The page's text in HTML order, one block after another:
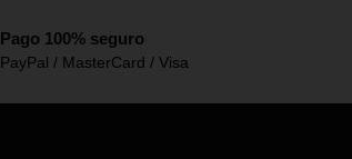
Pago 100% seguro
PayPal / MasterCard / Visa